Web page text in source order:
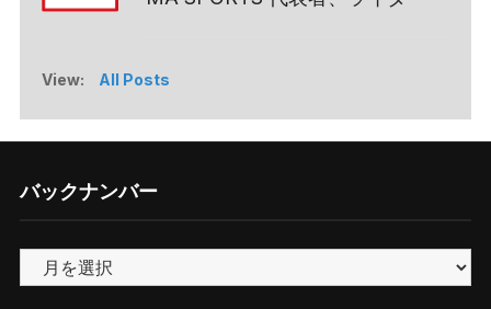
View: All Posts
バックナンバー
ッ